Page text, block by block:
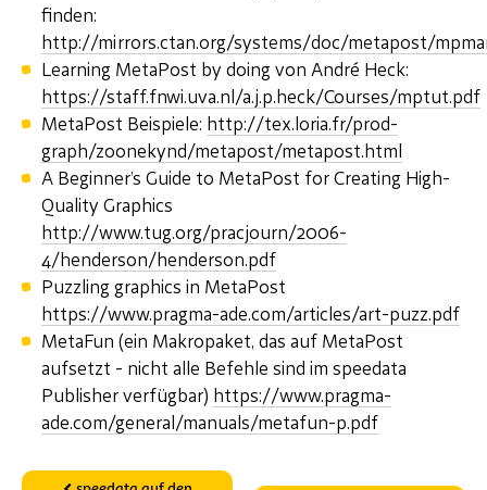
finden:
http://mirrors.ctan.org/systems/doc/metapost/
Learning MetaPost by doing von André Heck:
https://staff.fnwi.uva.nl/a.j.p.heck/Courses/mptut.pdf
MetaPost Beispiele: http://tex.loria.fr/prod-
graph/zoonekynd/metapost/metapost.html
A Beginner’s Guide to MetaPost for Creating High-
Quality Graphics
http://www.tug.org/pracjourn/2006-
4/henderson/henderson.pdf
Puzzling graphics in MetaPost
https://www.pragma-ade.com/articles/art-puzz.pdf
MetaFun (ein Makropaket, das auf MetaPost
aufsetzt - nicht alle Befehle sind im speedata
Publisher verfügbar) https://www.pragma-
ade.com/general/manuals/metafun-p.pdf